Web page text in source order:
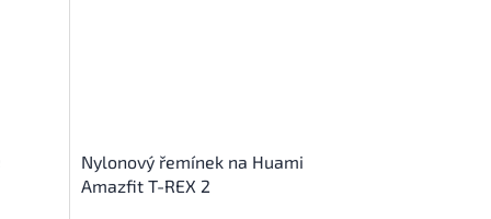
Nylonový řemínek na Huami
Amazfit T-REX 2